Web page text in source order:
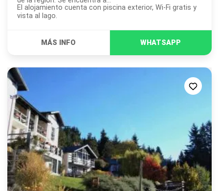
El alojamiento cuenta con piscina exterior, Wi-Fi gratis y
vista al lago.